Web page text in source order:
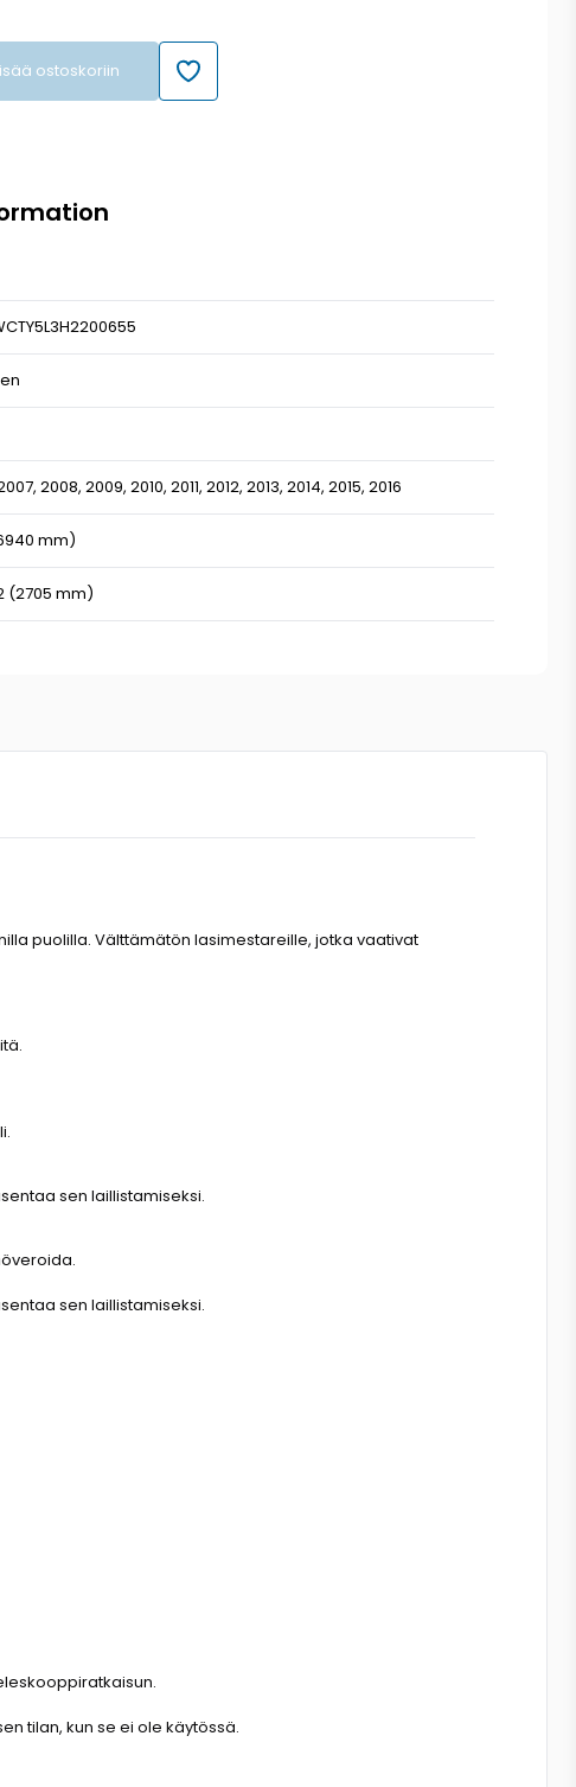
ostoskoriin
2008, 2009, 2010, 2011, 2012, 2013, 2014, 2015, 2016
mm)
(2705 mm)
puolilla. Välttämätön lasimestareille, jotka vaativat
sen laillistamiseksi.
sen laillistamiseksi.
tilan, kun se ei ole käytössä.